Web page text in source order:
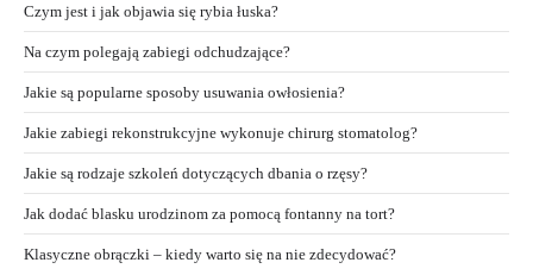
Czym jest i jak objawia się rybia łuska?
Na czym polegają zabiegi odchudzające?
Jakie są popularne sposoby usuwania owłosienia?
Jakie zabiegi rekonstrukcyjne wykonuje chirurg stomatolog?
Jakie są rodzaje szkoleń dotyczących dbania o rzęsy?
Jak dodać blasku urodzinom za pomocą fontanny na tort?
Klasyczne obrączki – kiedy warto się na nie zdecydować?